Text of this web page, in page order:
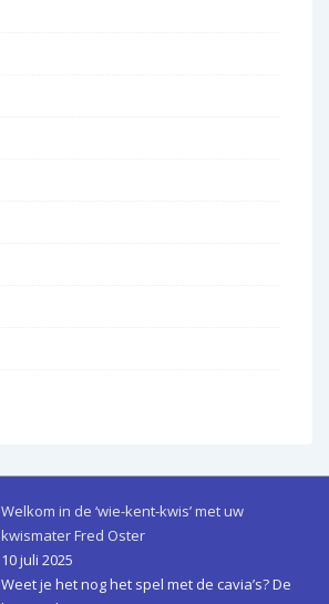
Welkom in de ‘wie-kent-kwis’ met uw
kwismater Fred Oster
10 juli 2025
Weet je het nog het spel met de cavia’s? De